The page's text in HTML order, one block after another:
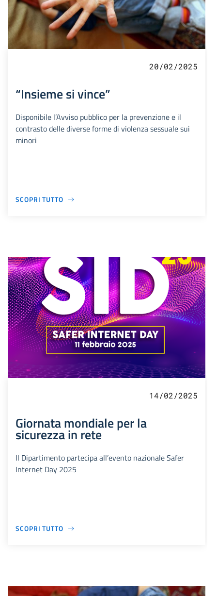
20/02/2025
“Insieme si vince”
Disponibile l’Avviso pubblico per la prevenzione e il
contrasto delle diverse forme di violenza sessuale sui
minori
SCOPRI TUTTO
14/02/2025
Giornata mondiale per la
sicurezza in rete
Il Dipartimento partecipa all’evento nazionale Safer
Internet Day 2025
SCOPRI TUTTO